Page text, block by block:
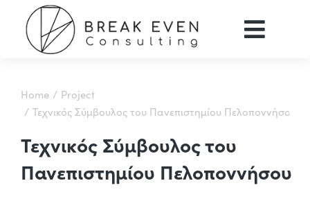
You are here:
Home
Project
Τεχνικός Σύμβουλος του Πανεπιστημίου Πελοποννήσου
Τεχνικός Σύμβουλος του
Πανεπιστημίου Πελοποννήσου